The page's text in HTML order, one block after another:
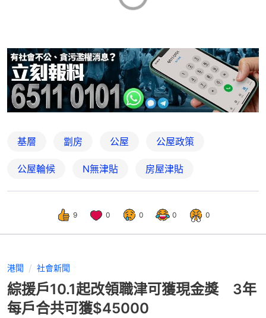
基層 劏房 公屋 公屋政策
公屋輪候 N無津貼 房屋津貼
9 0 0 0 0
港聞 社會新聞
綜援戶10.1起改領職津可獲現金獎 3年
每戶合共可獲$45000